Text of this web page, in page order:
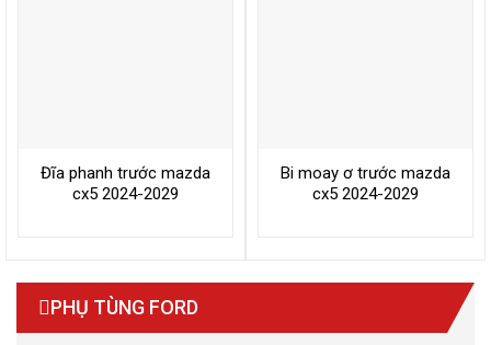
Đĩa phanh trước mazda
cx5 2024-2029
Bi moay ơ trước mazda
cx5 2024-2029
PHỤ TÙNG FORD